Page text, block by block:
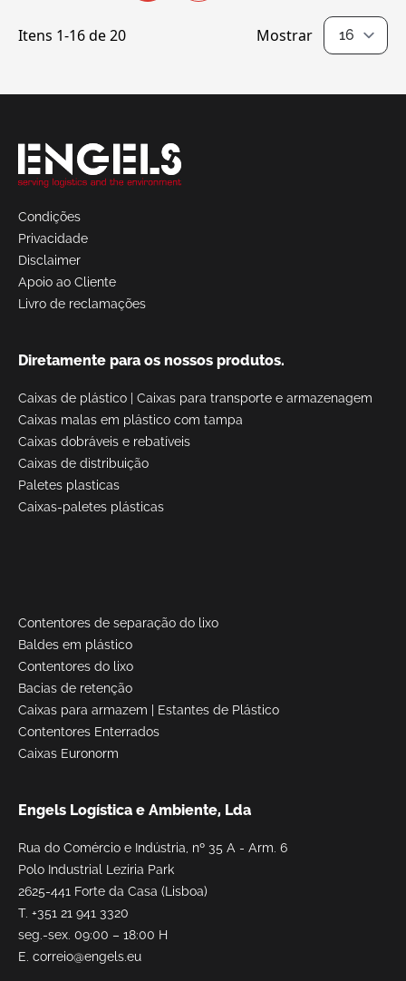
Itens 1-16de20 Mostrar
Condições
Privacidade
Disclaimer
Apoio ao Cliente
Livro de reclamações
Diretamente para os nossos produtos.
Caixas de plástico
Caixas para transporte e armazenagem
Caixas malas em plástico com tampa
Caixas dobráveis e rebatíveis
Caixas de distribuição
Paletes plasticas
Caixas-paletes plásticas
Contentores de separação do lixo
Baldes em plástico
Contentores do lixo
Bacias de retenção
Caixas para armazem
Estantes de Plástico
Contentores Enterrados
Caixas Euronorm
Engels Logística e Ambiente, Lda
Rua do Comércio e Indústria, nº 35 A - Arm. 6
Polo Industrial Lezíria Park
2625-441 Forte da Casa (Lisboa)
T. +351 21 941 3320
seg.-sex. 09:00 – 18:00 H
E. correio@engels.eu